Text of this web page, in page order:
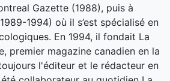
Gazette (1988), puis à
1994) où il s’est spécialisé en
En 1994, il fondait La
premier magazine canadien en la
l'éditeur et le rédacteur en